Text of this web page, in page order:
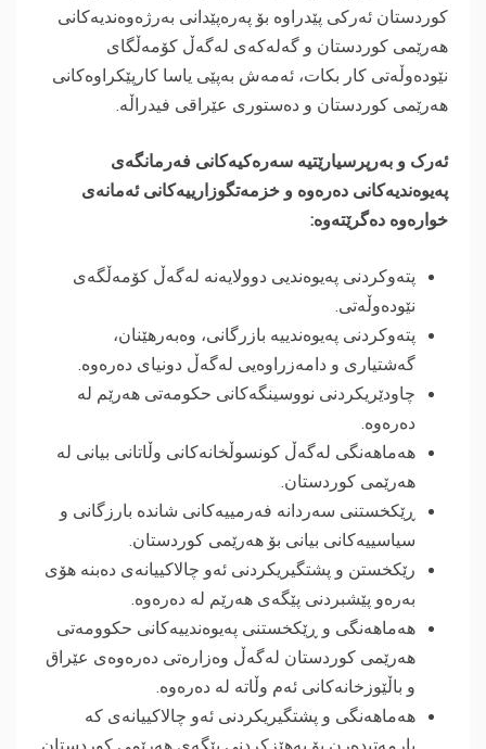
کوردستان ئەرکى پێدراوە بۆ پەرەپێدانى بەرژەوەندیەکانى
هەرێمى کوردستان و گەلەکەى لەگەڵ کۆمەڵگاى
نێودەوڵەتى کار بکات، ئەمەش بەپێى یاسا کارپێکراوەکانى
هەرێمى کوردستان و دەستورى عێراقی فیدراڵە.
ئەرک و بەرپرسیارێتیە سەرەکیەکانى فەرمانگەى
پەیوەندیەکانى دەرەوە و خزمەتگوزارییەکانی ئەمانەى
خوارەوە دەگرێتەوە:
پتەوکردنى پەیوەندیی دوولایەنە لەگەڵ کۆمەڵگه‌ى
نێودەوڵەتى.
پتەوکردنى پەیوەندییە بازرگانى، وەبەرهێنان،
گەشتیارى و دامەزراوەیى لەگەڵ دونیاى دەرەوە.
چاودێریکردنى نووسینگەکانى حکومەتى هەرێم لە
دەرەوە.
هەماهەنگى لەگەڵ کونسوڵخانه‌كانی وڵاتانی بیانى لە
هەرێمى کوردستان.
ڕێکخستنى سەردانە فەرمییەکانى شاندە بارزگانى و
سیاسییەکانی بیانی بۆ هەرێمى کوردستان.
رێكخستن و پشتگیریکردنى ئەو چالاکییانەى دەبنە هۆى
بەرەو پێشبردنى پێگەى هەرێم لە دەرەوە.
هەماهەنگى و ڕێکخستنى پەیوەندییەکانى حکوومەتى
هەرێمى کوردستان لەگەڵ وەزارەتى دەرەوەى عێراق
و باڵێوزخانەكانی ئه‌م وڵاته‌ لە دەرەوە.
هەماهەنگى و پشتگیریکردنى ئه‌و چالاکییانه‌ی كه‌‌
یارمه‌تیده‌رن بۆ به‌هێزكردنی پێگەى هەرێمى کوردستان